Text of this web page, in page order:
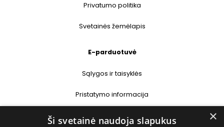
Privatumo politika
Svetainės žemėlapis
E-parduotuvė
Sąlygos ir taisyklės
Pristatymo informacija
Prekių grąžinimas ×
Ši svetainė naudoja slapukus